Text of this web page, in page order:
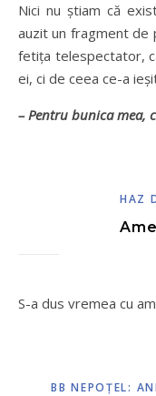
Nici nu ştiam că
auzit un fragment de
fetiţa telespectator,
ei, ci de ceea ce-a
– Pentru bunica mea,
HAZ
S-a dus vremea cu
BB NEPOŢEL: